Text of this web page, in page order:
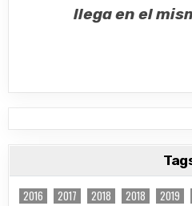
llega en el
2016 2017 2018 2018 2019